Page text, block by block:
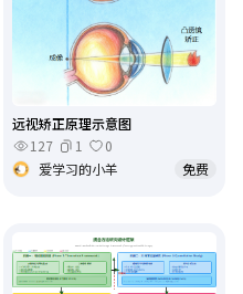
远视矫正原理示意图
127
1
0
爱学习的小羊
免费